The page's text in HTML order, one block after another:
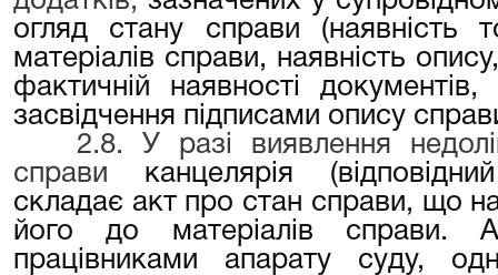
огляд стану справи (наявність
матеріалів справи, наявність
фактичній наявності
засвідчення підписами опису
2.8. У разі виявлення
справи канцелярія
складає акт про стан справи, що
його до матеріалів справи.
працівниками апарату суду,